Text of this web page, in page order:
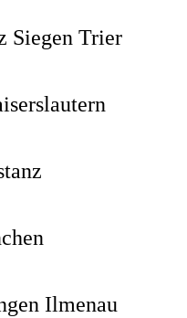
Siegen Trier
Ilmenau